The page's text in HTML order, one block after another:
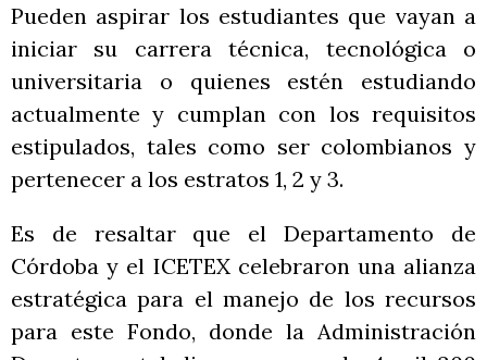
Pueden aspirar los estudiantes que vayan a
iniciar su carrera técnica, tecnológica o
universitaria o quienes estén estudiando
actualmente y cumplan con los requisitos
estipulados, tales como ser colombianos y
pertenecer a los estratos 1, 2 y 3.
Es de resaltar que el Departamento de
Córdoba y el ICETEX celebraron una alianza
estratégica para el manejo de los recursos
para este Fondo, donde la Administración